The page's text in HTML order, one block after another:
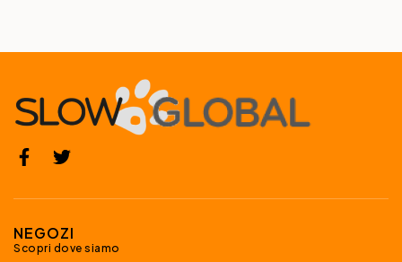
NEGOZI
Scopri dove siamo